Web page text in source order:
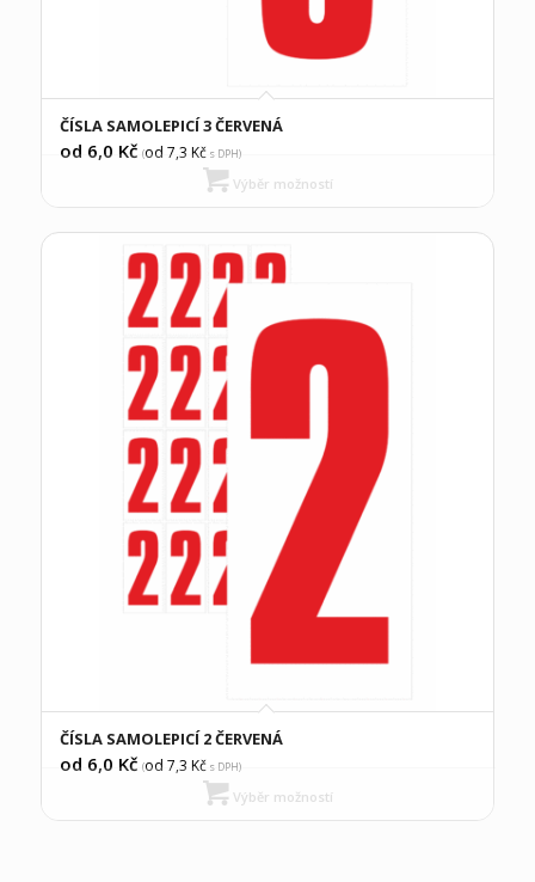
ČÍSLA SAMOLEPICÍ 3 ČERVENÁ
od 6,0 Kč (od 7,3 Kčs DPH)
Výběr možností
ČÍSLA SAMOLEPICÍ 2 ČERVENÁ
od 6,0 Kč (od 7,3 Kčs DPH)
Výběr možností